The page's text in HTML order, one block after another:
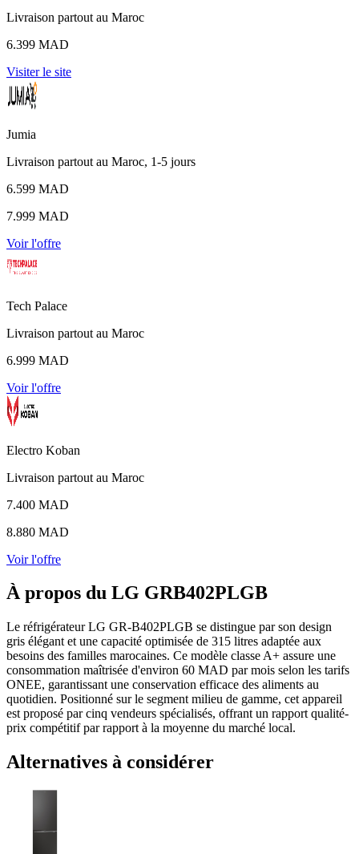
Livraison partout au Maroc
6.399 MAD
Visiter le site
Jumia
Livraison partout au Maroc, 1-5 jours
6.599 MAD
7.999 MAD
Voir l'offre
Tech Palace
Livraison partout au Maroc
6.999 MAD
Voir l'offre
Electro Koban
Livraison partout au Maroc
7.400 MAD
8.880 MAD
Voir l'offre
À propos du LG GRB402PLGB
Le réfrigérateur LG GR-B402PLGB se distingue par son design
gris élégant et une capacité optimisée de 315 litres adaptée aux
besoins des familles marocaines. Ce modèle classe A+ assure une
consommation maîtrisée d'environ 60 MAD par mois selon les tarifs
ONEE, garantissant une conservation efficace des aliments au
quotidien. Positionné sur le segment milieu de gamme, cet appareil
est proposé par cinq vendeurs spécialisés, offrant un rapport qualité-
prix compétitif par rapport à la moyenne du marché local.
Alternatives à considérer